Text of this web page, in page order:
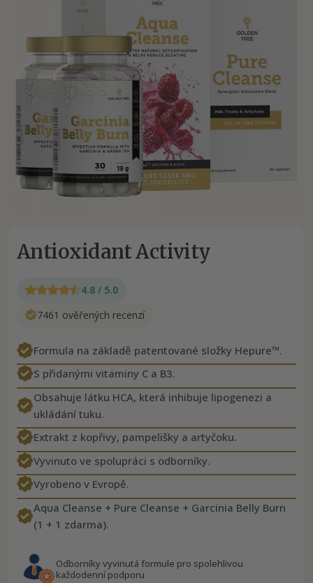
Antioxidant Activity
4.8 / 5.0
7461 ověřených recenzí
Formula na základě patentované složky Hepure™.
S přidanými vitaminy C a B3.
Obsahuje látku HCA, která inhibuje lipogenezi a
ukládání tuku.
Extrakt z kopřivy, pampelišky a artyčoku.
Vyvinuto ve spolupráci s odborníky.
Vyrobeno v Evropě.
Aqua Cleanse + Pure Cleanse + Garcinia Belly Burn
(1 + 1 zdarma).
Odborníky vyvinutá formule pro spolehlivou
každodenní podporu